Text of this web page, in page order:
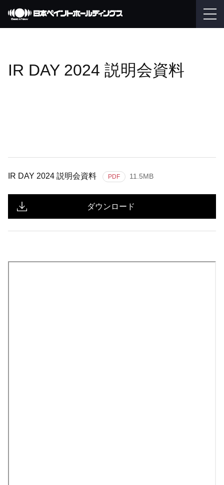
IR DAY 2024 説明会資料
ダウンロード
IR DAY 2024 説明会資料 PDF 11.5MB